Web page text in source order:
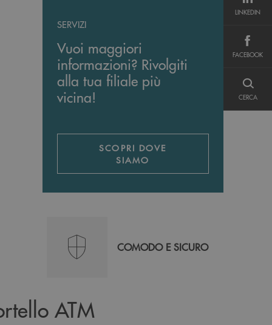
LINKEDIN
FACEBOOK
CERCA
SERVIZI
Vuoi maggiori
informazioni? Rivolgiti
alla tua filiale più
vicina!
SCOPRI DOVE
SIAMO
COMODO E SICURO
ATM